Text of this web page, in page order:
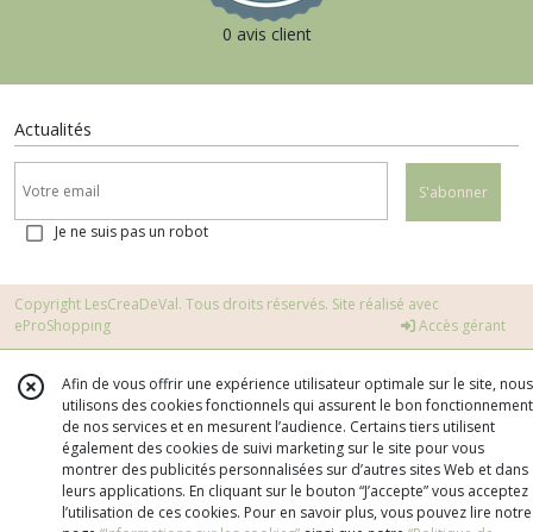
0 avis client
Actualités
S'abonner
Je ne suis pas un robot
Copyright LesCreaDeVal. Tous droits réservés. Site réalisé avec
eProShopping
Accès gérant
Afin de vous offrir une expérience utilisateur optimale sur le site, nous
utilisons des cookies fonctionnels qui assurent le bon fonctionnement
de nos services et en mesurent l’audience. Certains tiers utilisent
également des cookies de suivi marketing sur le site pour vous
montrer des publicités personnalisées sur d’autres sites Web et dans
leurs applications. En cliquant sur le bouton “J’accepte” vous acceptez
l’utilisation de ces cookies. Pour en savoir plus, vous pouvez lire notre